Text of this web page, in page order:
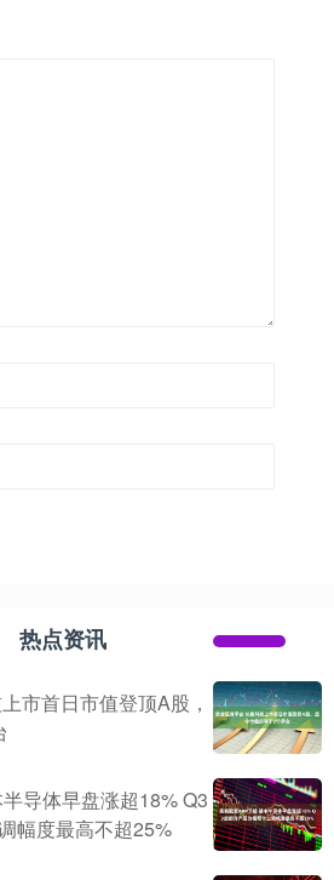
热点资讯
市首日市值登顶A股，
导体早盘涨超18% Q3
幅度最高不超25%